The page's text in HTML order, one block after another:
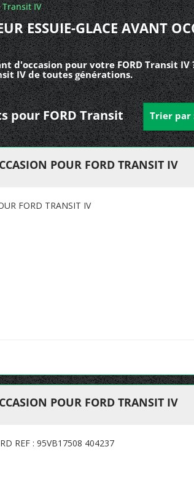
Transit IV
ESSUIE-GLACE AVANT
d'occasion pour votre FORD Transit IV
IV de toutes générations.
pour FORD Transit
Trier par
POUR FORD TRANSIT IV
FORD TRANSIT IV
POUR FORD TRANSIT IV
REF : 95VB17508 404237